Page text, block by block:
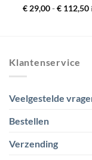
€29,00 - €112,50
Klantenservice
Veelgestelde
Bestellen
Verzending